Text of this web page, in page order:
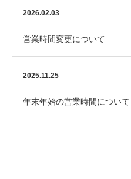
2026.02.03
営業時間変更について
2025.11.25
年末年始の営業時間について